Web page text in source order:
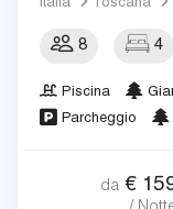
Italia Toscana
8 4
Piscina
Parcheggio
da €